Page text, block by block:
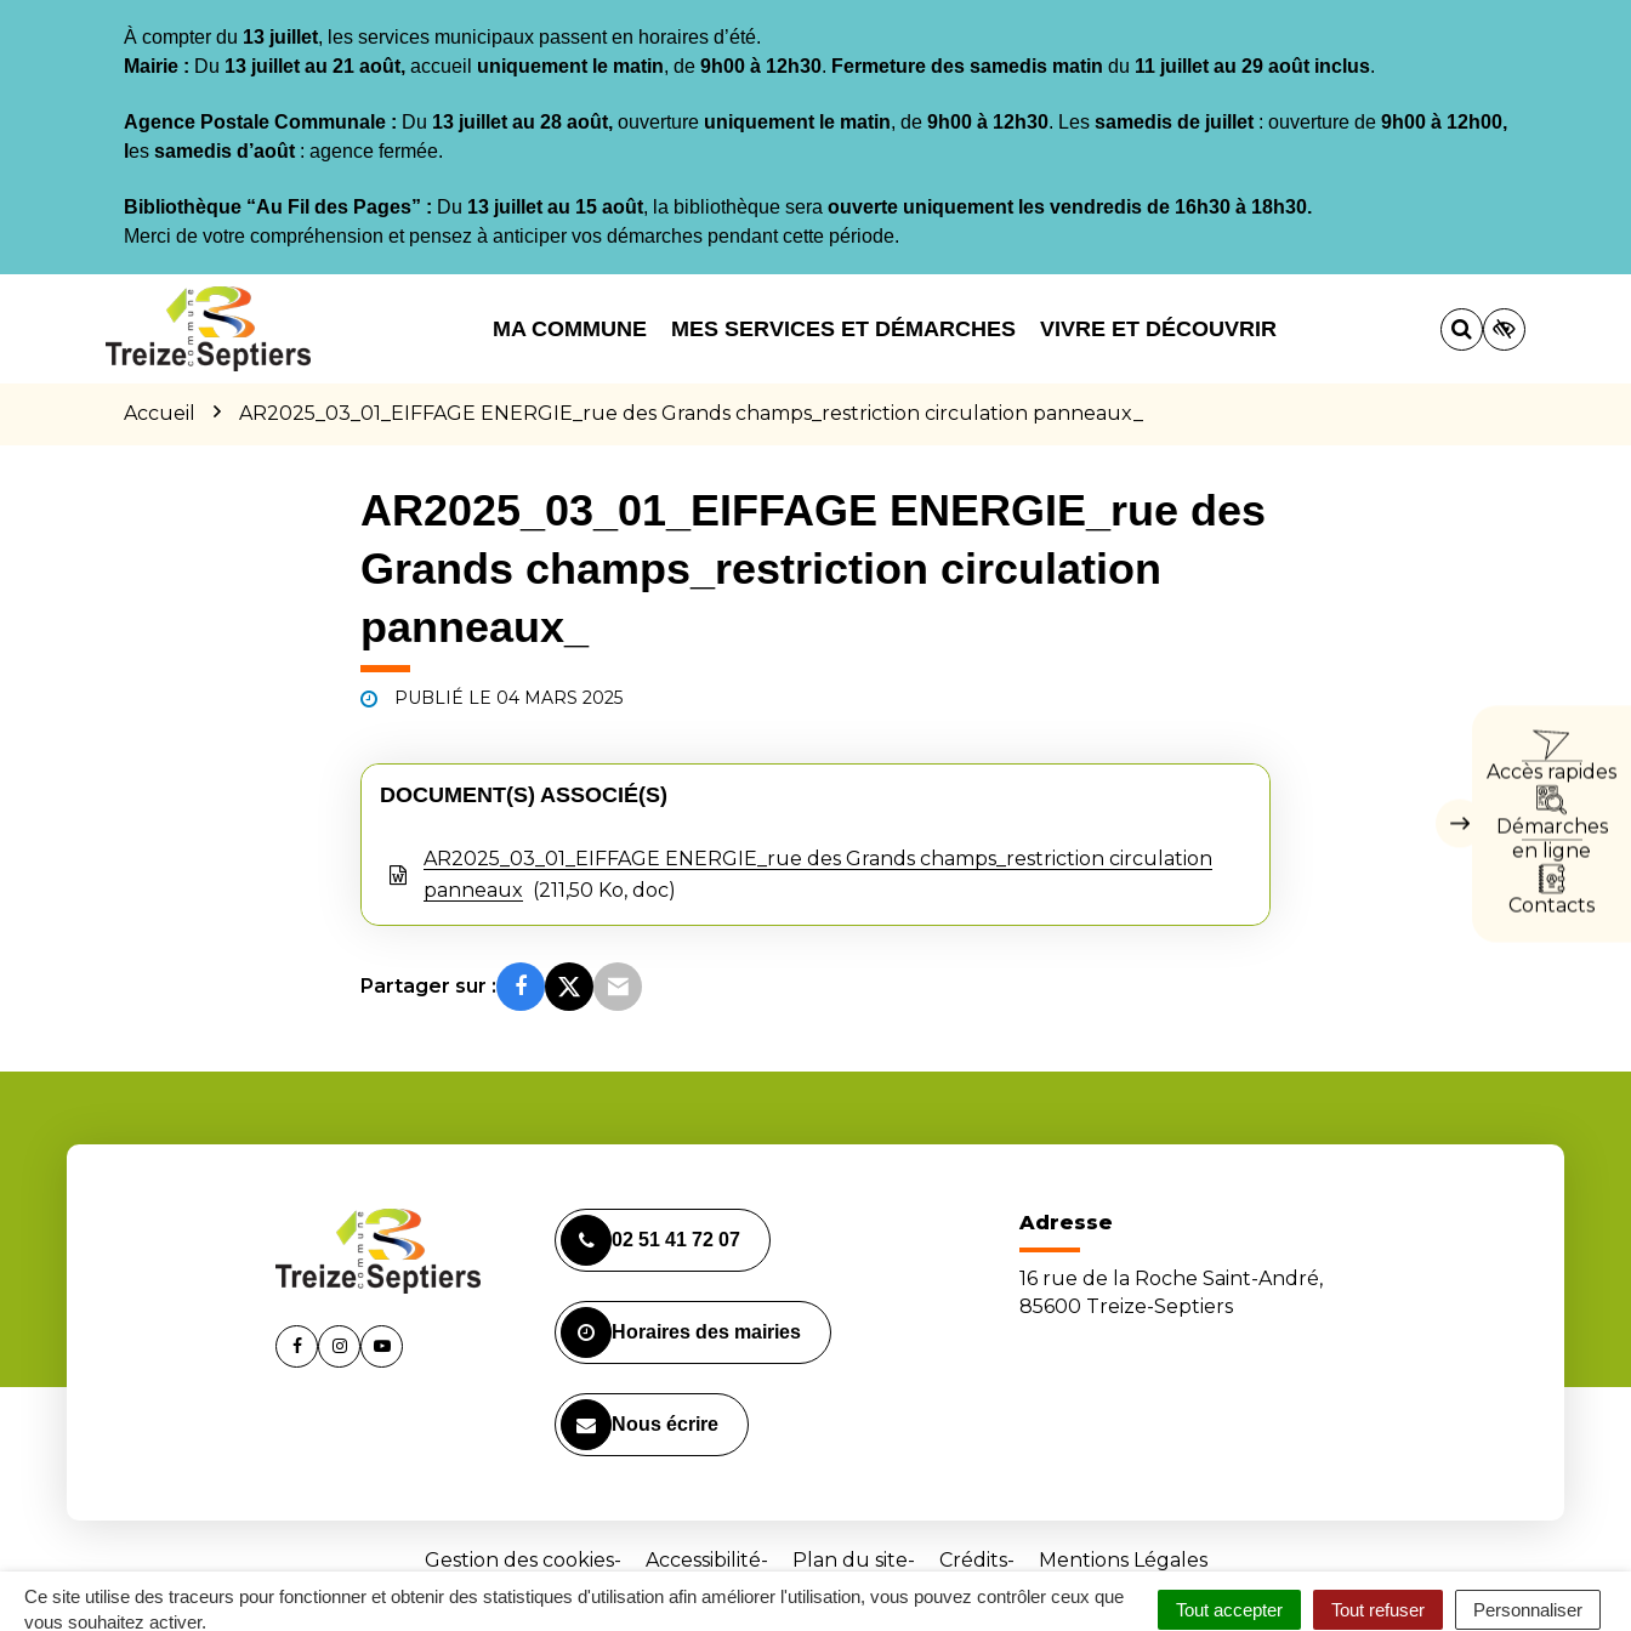
Ce site utilise des traceurs pour fonctionner et obtenir des statistiques d'utilisation afin améliorer l'utilisation, vous pouvez contrôler ceux que
vous souhaitez activer.
Tout accepter Tout refuser Personnaliser
À compter du 13 juillet, les services municipaux passent en horaires d’été.
Mairie : Du 13 juillet au 21 août, accueil uniquement le matin, de 9h00 à 12h30. Fermeture des samedis matin du 11 juillet au 29 août inclus.
Agence Postale Communale : Du 13 juillet au 28 août, ouverture uniquement le matin, de 9h00 à 12h30. Les samedis de juillet : ouverture de 9h00 à 12h00,
es samedis d’août : agence fermée.
Bibliothèque “Au Fil des Pages” : Du 13 juillet au 15 août, la bibliothèque sera ouverte uniquement les vendredis de 16h30 à 18h30.
Merci de votre compréhension et pensez à anticiper vos démarches pendant cette période.
MA COMMUNE MES SERVICES ET DÉMARCHES VIVRE ET DÉCOUVRIR
Accueil AR2025_03_01_EIFFAGE ENERGIE_rue des Grands champs_restriction circulation panneaux_
Masquer
Accès rapides
Démarches
en ligne
Contacts
AR2025_03_01_EIFFAGE ENERGIE_rue des
Grands champs_restriction circulation
panneaux_
PUBLIÉ LE 04 MARS 2025
DOCUMENT(S) ASSOCIÉ(S)
AR2025_03_01_EIFFAGE ENERGIE_rue des Grands champs_restriction circulation
panneaux
211,50 Ko, doc
Partager sur :
Lien Lien Lien
02 51 41 72 07
Horaires des mairies
Nous écrire
Adresse
16 rue de la Roche Saint-André,
85600 Treize-Septiers
Gestion des cookies Accessibilité Plan du site Crédits Mentions Légales